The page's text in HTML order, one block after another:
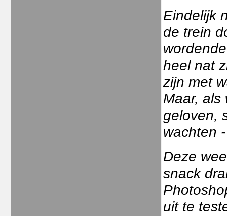
Eindelijk
de trein
heel nat
zijn met
Maar, als
geloven,
wachten
Deze
snack
uit te